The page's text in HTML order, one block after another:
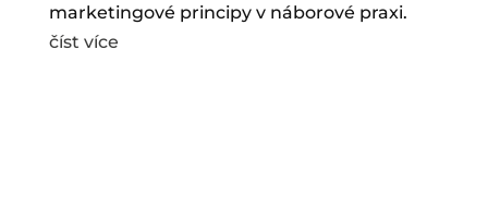
marketingové principy v náborové praxi.
číst více